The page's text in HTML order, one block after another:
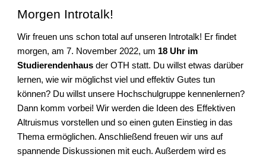
Morgen Introtalk!
Wir freuen uns schon total auf unseren Introtalk! Er findet
morgen, am 7. November 2022, um 18 Uhr im
Studierendenhaus der OTH statt. Du willst etwas darüber
lernen, wie wir möglichst viel und effektiv Gutes tun
können? Du willst unsere Hochschulgruppe kennenlernen?
Dann komm vorbei! Wir werden die Ideen des Effektiven
Altruismus vorstellen und so einen guten Einstieg in das
Thema ermöglichen. Anschließend freuen wir uns auf
spannende Diskussionen mit euch. Außerdem wird es